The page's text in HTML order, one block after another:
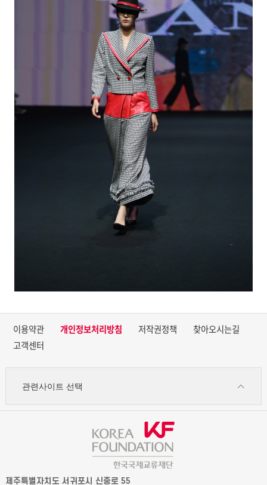
이용약관 개인정보처리방침 저작권정책
찾아오시는길
고객센터
관련사이트 선택
제주특별자치도 서귀포시 신중로 55